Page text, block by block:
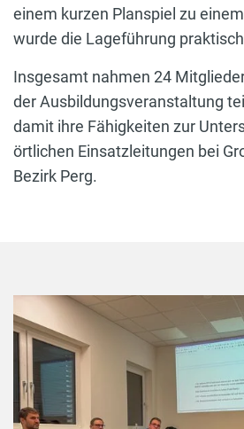
einem kurzen Planspiel zu
wurde die Lageführung
Insgesamt nahmen 24
der Ausbildungsveranstaltung
damit ihre Fähigkeiten zur
örtlichen Einsatzleitungen bei
Bezirk Perg.